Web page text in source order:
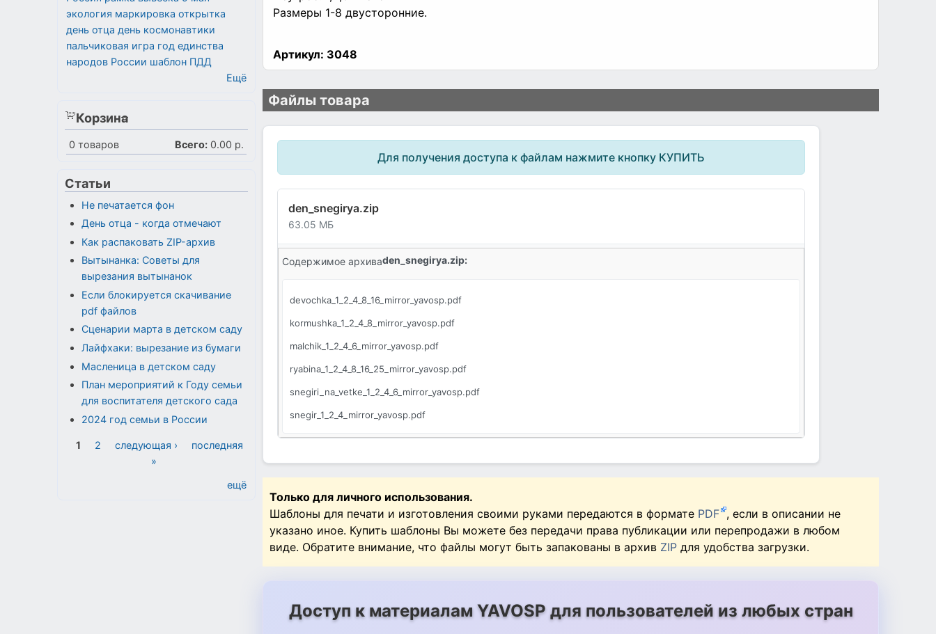
Размеры 1-8 двусторонние.
Артикул: 3048
Файлы товара
Для получения доступа к файлам нажмите кнопку КУПИТЬ
den_snegirya.zip
63.05 МБ
Содержимое архиваden_snegirya.zip:
devochka_1_2_4_8_16_mirror_yavosp.pdf
kormushka_1_2_4_8_mirror_yavosp.pdf
malchik_1_2_4_6_mirror_yavosp.pdf
ryabina_1_2_4_8_16_25_mirror_yavosp.pdf
snegiri_na_vetke_1_2_4_6_mirror_yavosp.pdf
snegir_1_2_4_mirror_yavosp.pdf
sugrob_1_2_6_mirror_yavosp.pdf
vetka_1_2_4_6_mirror_yavosp.pdf
Только для личного использования.
Шаблоны для печати и изготовления своими руками передаются в формате PDF , если в описании не
указано иное. Купить шаблоны Вы можете без передачи права публикации или перепродажи в любом
виде. Обратите внимание, что файлы могут быть запакованы в архив ZIP для удобства загрузки.
Доступ к материалам YAVOSP для пользователей из любых стран
экология маркировка открытка
день отца день космонавтики
пальчиковая игра год единства
народов России шаблон ПДД
Ещё
Корзина
0 товаров Всего: 0.00 р.
Статьи
Не печатается фон
День отца - когда отмечают
Как распаковать ZIP-архив
Вытынанка: Советы для
вырезания вытынанок
Если блокируется скачивание
pdf файлов
Сценарии марта в детском саду
Лайфхаки: вырезание из бумаги
Масленица в детском саду
План мероприятий к Году семьи
для воспитателя детского сада
2024 год семьи в России
Страницы
1 2 следующая ›
последняя
»
ещё